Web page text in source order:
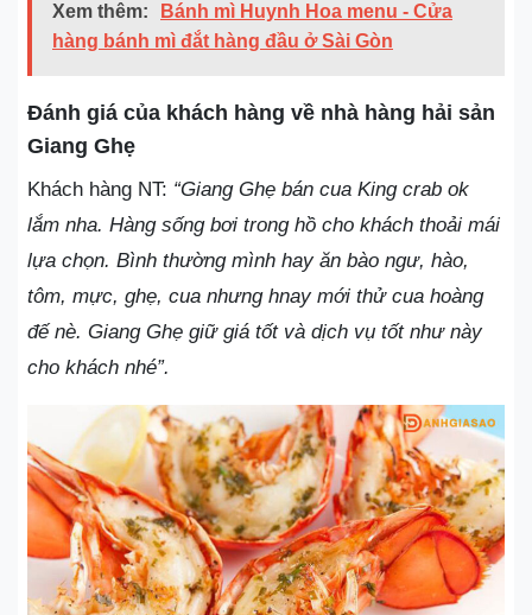
Xem thêm:
Bánh mì Huynh Hoa menu - Cửa
hàng bánh mì đắt hàng đầu ở Sài Gòn
Đánh giá của khách hàng về nhà hàng hải sản
Giang Ghẹ
Khách hàng NT: “Giang Ghẹ bán cua King crab ok
lắm nha. Hàng sống bơi trong hồ cho khách thoải mái
lựa chọn. Bình thường mình hay ăn bào ngư, hào,
tôm, mực, ghẹ, cua nhưng hnay mới thử cua hoàng
đế nè. Giang Ghẹ giữ giá tốt và dịch vụ tốt như này
cho khách nhé”.